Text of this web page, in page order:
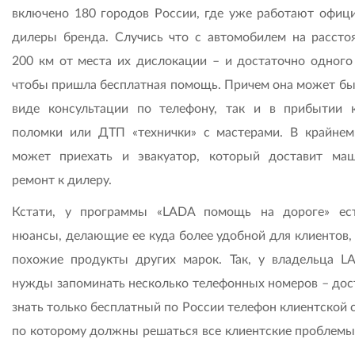
включено 180 городов России, где уже работают
дилеры бренда. Случись что с автомобилем на
200 км от места их дислокации – и достаточно одного
чтобы пришла бесплатная помощь. Причем она может
виде консультации по телефону, так и в прибытии
поломки или ДТП «технички» с мастерами. В крайнем
может приехать и эвакуатор, который доставит
ремонт к дилеру.
Кстати, у программы «LADA помощь на дороге»
нюансы, делающие ее куда более удобной для
похожие продукты других марок. Так, у владельца
нужды запоминать несколько телефонных номеров –
знать только бесплатный по России телефон клиентской
по которому должны решаться все клиентские